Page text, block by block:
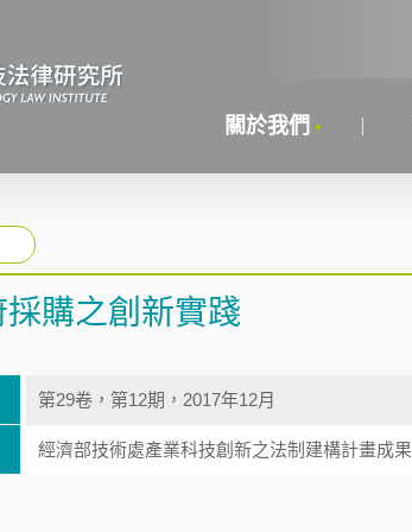
關於我們
購之創新實踐
第29卷，第12期，2017年12月
經濟部技術處產業科技創新之法制建構計畫成果